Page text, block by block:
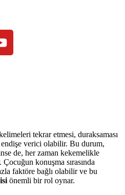
tekrar etmesi, duraksaması
endişe verici olabilir. Bu durum,
de, her zaman kekemelikle
konuşma sırasında
faktöre bağlı olabilir ve bu
önemli bir rol oynar.